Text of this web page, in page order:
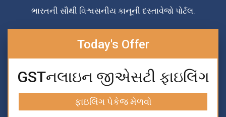
ભારતની સૌથી વિશ્વસનીય કાનૂની દસ્તાવેજો પોર્ટલ.
Today's Offer
GSTનલાઇન જીએસટી ફાઇલિંગ
ફાઇલિંગ પેકેજ મેળવો